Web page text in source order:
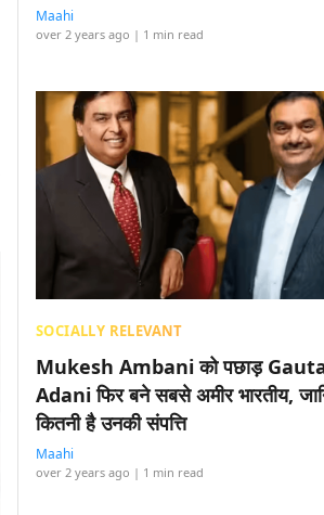
Maahi
over 2 years ago | 1 min read
SOCIALLY RELEVANT
Mukesh Ambani को पछाड़
Adani फिर बने सबसे अमीर भारतीय,
कितनी है उनकी संपत्ति
Maahi
over 2 years ago | 1 min read